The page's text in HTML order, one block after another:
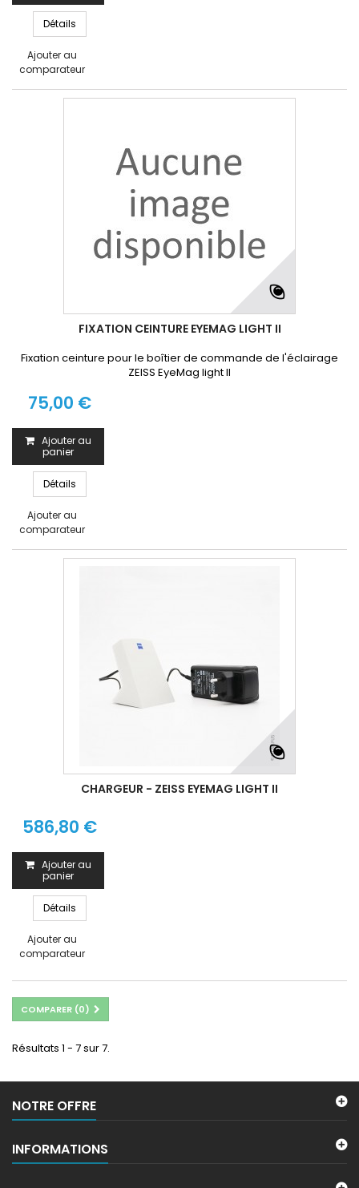
Détails
Ajouter au
comparateur
FIXATION CEINTURE EYEMAG LIGHT II
Fixation ceinture pour le boîtier de commande de l'éclairage
ZEISS EyeMag light II
75,00 €
Ajouter au
panier
Détails
Ajouter au
comparateur
CHARGEUR - ZEISS EYEMAG LIGHT II
586,80 €
Ajouter au
panier
Détails
Ajouter au
comparateur
COMPARER (0)
Résultats 1 - 7 sur 7.
NOTRE OFFRE
INFORMATIONS